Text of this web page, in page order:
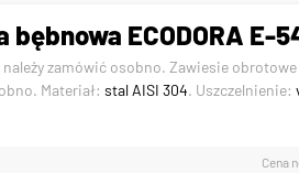
ECODORA E-
zamówić osobno. Zawiesie
Materiał: stal AISI 304. Uszczelnienie:
Cena